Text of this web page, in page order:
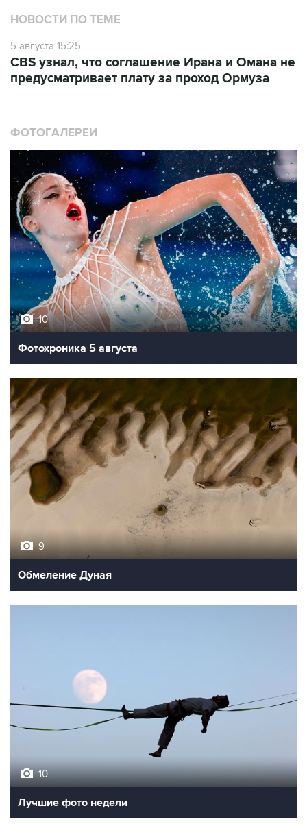
НОВОСТИ ПО ТЕМЕ
5 августа 15:25
CBS узнал, что соглашение Ирана и Омана не
предусматривает плату за проход Ормуза
ФОТОГАЛЕРЕИ
10
Фотохроника 5 августа
9
Обмеление Дуная
10
Лучшие фото недели